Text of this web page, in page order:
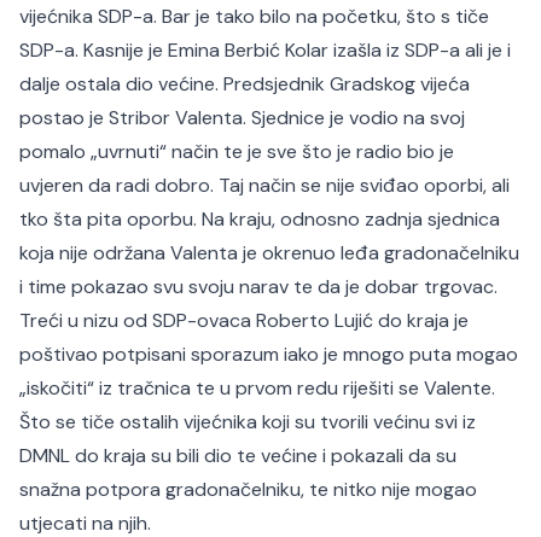
vijećnika SDP-a. Bar je tako bilo na početku, što s tiče
SDP-a. Kasnije je Emina Berbić Kolar izašla iz SDP-a ali je i
dalje ostala dio većine. Predsjednik Gradskog vijeća
postao je Stribor Valenta. Sjednice je vodio na svoj
pomalo „uvrnuti“ način te je sve što je radio bio je
uvjeren da radi dobro. Taj način se nije sviđao oporbi, ali
tko šta pita oporbu. Na kraju, odnosno zadnja sjednica
koja nije održana Valenta je okrenuo leđa gradonačelniku
i time pokazao svu svoju narav te da je dobar trgovac.
Treći u nizu od SDP-ovaca Roberto Lujić do kraja je
poštivao potpisani sporazum iako je mnogo puta mogao
„iskočiti“ iz tračnica te u prvom redu riješiti se Valente.
Što se tiče ostalih vijećnika koji su tvorili većinu svi iz
DMNL do kraja su bili dio te većine i pokazali da su
snažna potpora gradonačelniku, te nitko nije mogao
utjecati na njih.